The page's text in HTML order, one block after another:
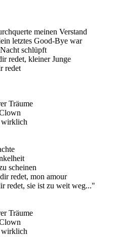
meinen Verstand
letztes Good-Bye war
schlüpft
redet, kleiner Junge
redet
Träume
wirklich
scheinen
redet, mon amour
redet, sie ist zu weit weg..."
Träume
wirklich